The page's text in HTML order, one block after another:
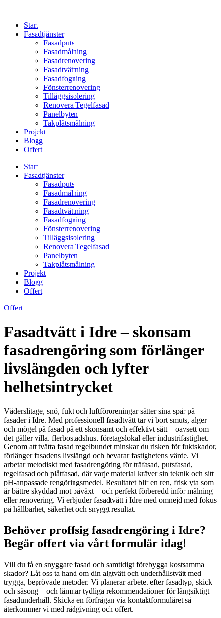
contentStart
Fasadtjänster
Fasadputs
Fasadmålning
Fasadrenovering
Fasadtvättning
Fasadfogning
Fönsterrenovering
Tilläggsisolering
Renovera Tegelfasad
Panelbyten
Takplåtsmålning
Projekt
Blogg
Offert
Start
Fasadtjänster
Fasadputs
Fasadmålning
Fasadrenovering
Fasadtvättning
Fasadfogning
Fönsterrenovering
Tilläggsisolering
Renovera Tegelfasad
Panelbyten
Takplåtsmålning
Projekt
Blogg
Offert
Offert
Fasadtvätt i Idre – skonsam
fasadrengöring som förlänger
livslängden och lyfter
helhetsintrycket
Väderslitage, snö, fukt och luftföroreningar sätter sina spår på
fasader i Idre. Med professionell fasadtvätt tar vi bort smuts, alger
och mögel på fasad på ett skonsamt och effektivt sätt – oavsett om
det gäller villa, flerbostadshus, företagslokal eller industrifastighet.
Genom att tvätta fasad regelbundet minskar du risken för fuktskador,
förlänger fasadens livslängd och bevarar fastighetens värde. Vi
arbetar metodiskt med fasadrengöring för träfasad, putsfasad,
tegelfasad och plåtfasad, där varje material kräver sin teknik och sitt
pH-anpassade rengöringsmedel. Resultatet blir en ren, frisk yta som
är bättre skyddad mot påväxt – och perfekt förberedd inför målning
eller renovering. Vi erbjuder fasadtvätt i Idre med omnejd med fokus
på hållbarhet, säkerhet och snyggt resultat.
Behöver proffsig fasadrengöring i Idre?
Begär offert via vårt formulär idag!
Vill du få en snyggare fasad och samtidigt förebygga kostsamma
skador? Låt oss ta hand om din algtvätt och underhållstvätt med
trygga, beprövade metoder. Vi planerar arbetet efter fasadtyp, skick
och säsong – och lämnar tydliga rekommendationer för långsiktigt
fasadunderhåll. Skicka en förfrågan via kontaktformuläret så
återkommer vi med rådgivning och offert.